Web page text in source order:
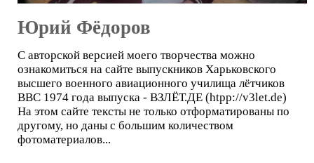
Юрий Фёдоров
С авторской версией моего творчества можно
ознакомиться на сайте выпускников Харьковского
высшего военного авиационного училища лётчиков
ВВС 1974 года выпуска - ВЗЛЁТ.ДЕ (htpp://v3let.de)
На этом сайте тексты не только отформатированы по
другому, но даны с большим количеством
фотоматериалов...